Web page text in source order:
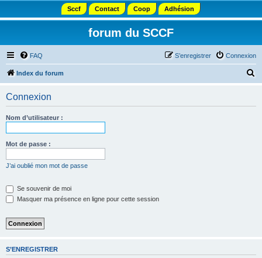
Sccf Contact Coop Adhésion
forum du SCCF
FAQ Connexion
S’enregistrer
Index du forum
Connexion
Nom d’utilisateur :
Mot de passe :
J’ai oublié mon mot de passe
Se souvenir de moi
Masquer ma présence en ligne pour cette session
S’ENREGISTRER